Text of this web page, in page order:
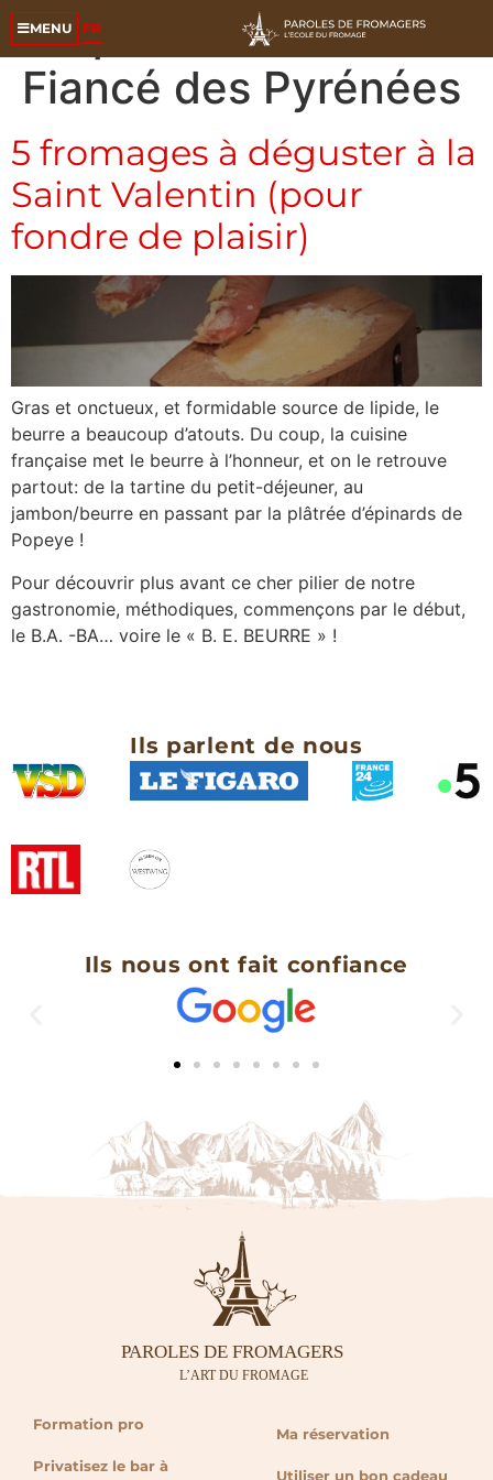
MENU FR
Étiquette :Petit
Fiancé des Pyrénées
5 fromages à déguster à la
Saint Valentin (pour
fondre de plaisir)
Gras et onctueux, et formidable source de lipide, le
beurre a beaucoup d’atouts. Du coup, la cuisine
française met le beurre à l’honneur, et on le retrouve
partout: de la tartine du petit-déjeuner, au
jambon/beurre en passant par la plâtrée d’épinards de
Popeye !
Pour découvrir plus avant ce cher pilier de notre
gastronomie, méthodiques, commençons par le début,
le B.A. -BA… voire le « B. E. BEURRE » !
Ils parlent de nous
Ils nous ont fait confiance
Formation pro
Privatisez le bar à
Ma réservation
Utiliser un bon cadeau